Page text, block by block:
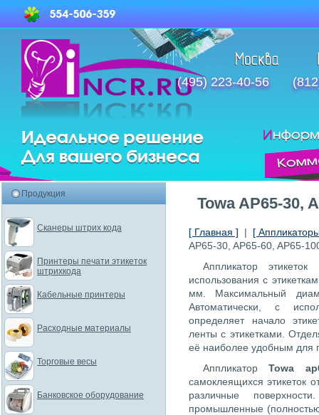
(495) 223-40-56
Towa AP65-30,
[ Главная ] | [
AP65-30, AP65-60, AP65-
Аппликатор этикеток
использования с
мм. Максимальный
Автоматически, с
определяет начало
ленты с этикетками.
её наиболее удобным для
АппликаторTowa
самоклеящихся этикеток
различные
промышленные
Продукция
Сканеры штрих кода
Принтеры печати этикеток
штрихкода
Кабельные принтеры
Расходные материалы
Торговые весы
Банковское оборудование